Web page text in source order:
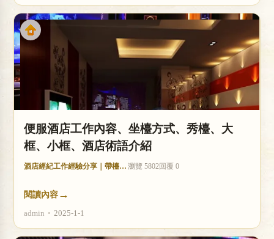
便服酒店工作內容、坐檯方式、秀檯、大
框、小框、酒店術語介紹
酒店經紀工作經驗分享｜帶檯技巧與收入分析 瀏覽 5802回覆 0
閱讀內容 →
admin • 2025-1-1